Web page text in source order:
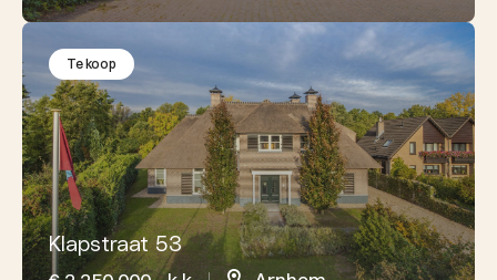
Klapstraat 53
Te koop